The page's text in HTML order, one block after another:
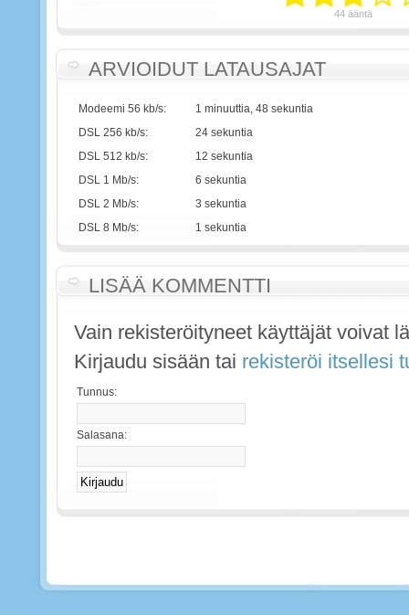
44 ääntä
ARVIOIDUT LATAUSAJAT
Modeemi 56 kb/s:
1 minuuttia, 48 sekuntia
DSL 256 kb/s:
24 sekuntia
DSL 512 kb/s:
12 sekuntia
DSL 1 Mb/s:
6 sekuntia
DSL 2 Mb/s:
3 sekuntia
DSL 8 Mb/s:
1 sekuntia
LISÄÄ KOMMENTTI
Vain rekisteröityneet käyttäjät voivat
Kirjaudu sisään tai rekisteröi itsellesi
Tunnus:
Salasana: